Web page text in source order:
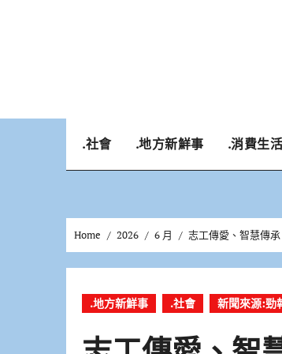
.社會 .地方新鮮事 .消費生活
Home 2026 6 月 志工傳愛、智慧傳
.地方新鮮事 .社會 新聞來源:勁